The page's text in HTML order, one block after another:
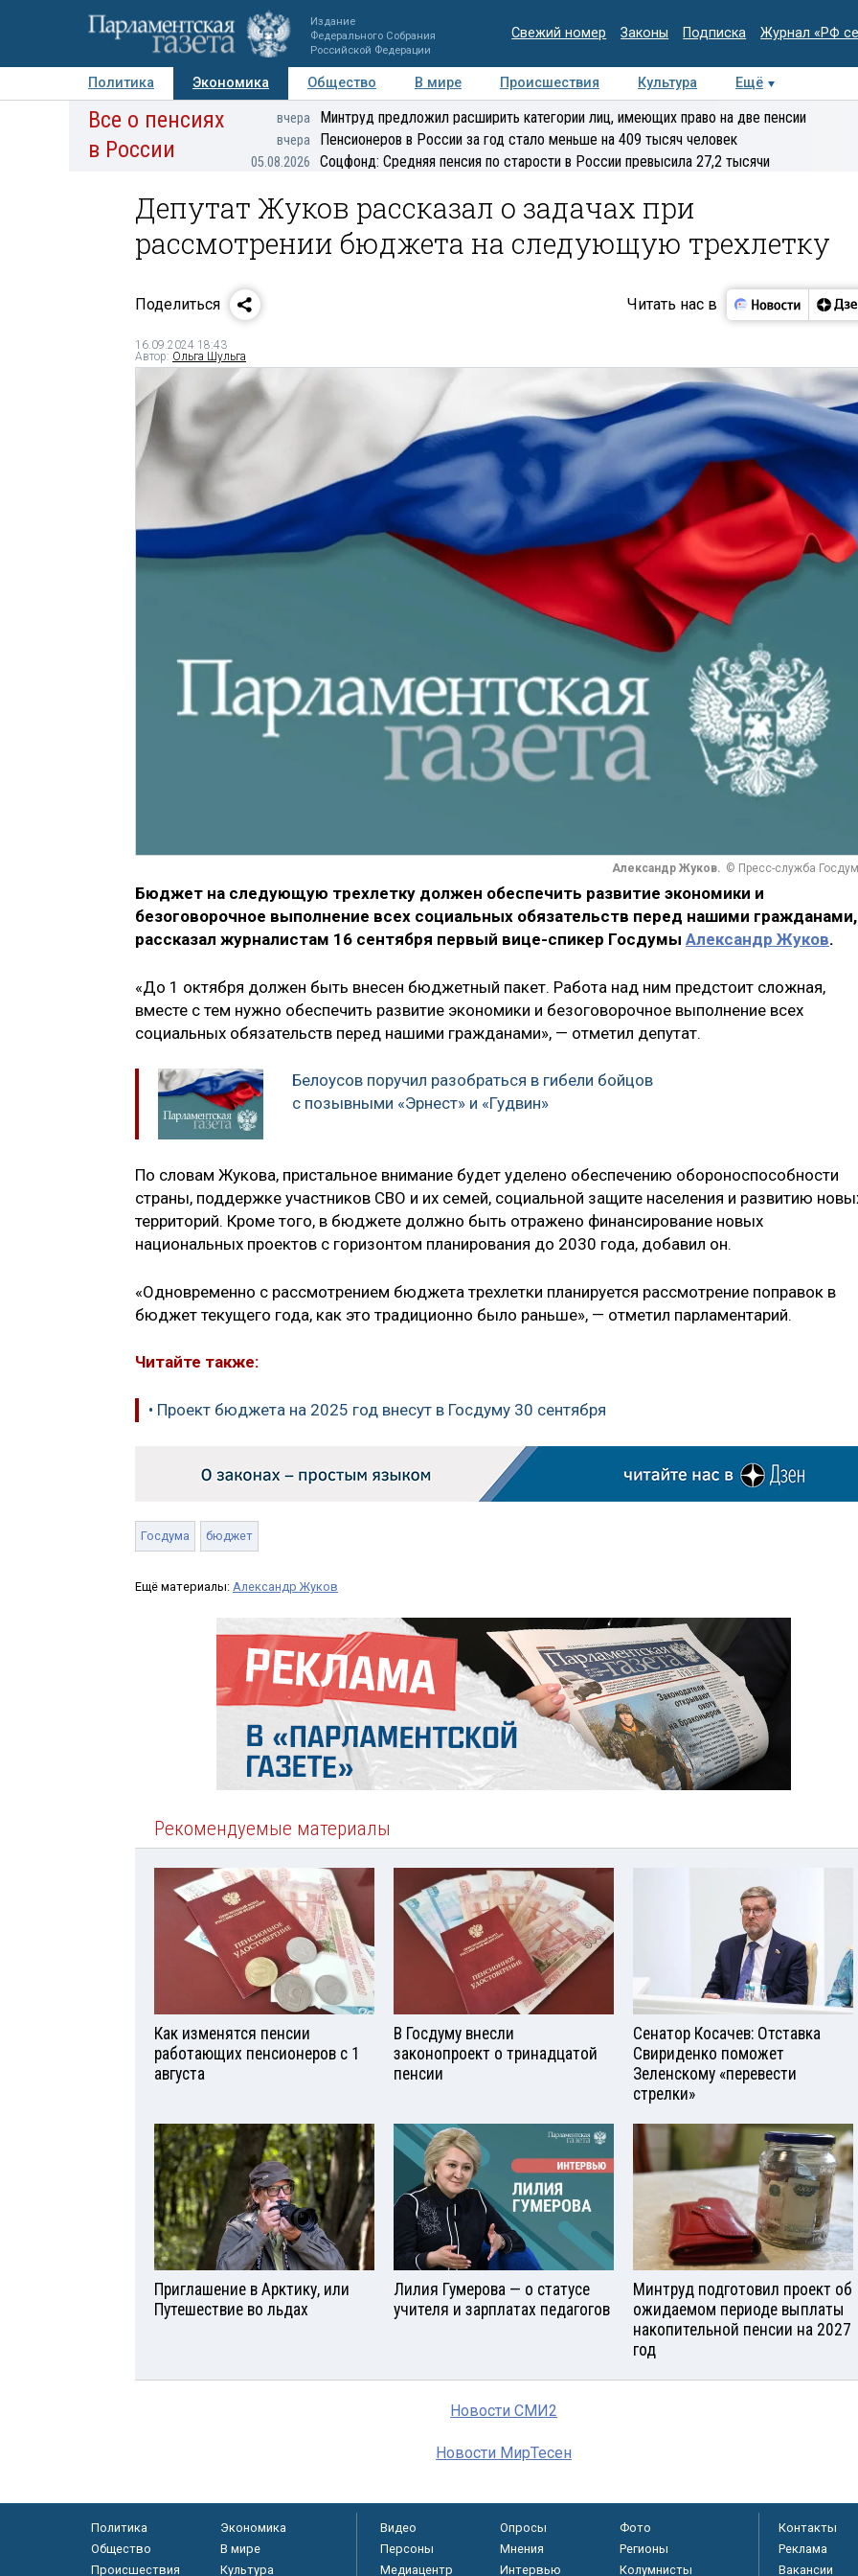
Издание
Федерального Собрания
Российской Федерации
Свежий номер Законы Подписка Журнал «РФ
Политика Экономика Общество В мире Происшествия Культура
Ещё
Авторы Персоны Мнения Регионы Медиацентр Интервью Колумнисты
Все о пенсиях
в России
вчера Минтруд предложил расширить категории лиц, имеющих право на две пенсии
вчера Пенсионеров в России за год стало меньше на 409 тысяч человек
05.08.2026 Соцфонд: Средняя пенсия по старости в России превысила 27,2 тысячи
Депутат Жуков рассказал о задачах при
рассмотрении бюджета на следующую трехлетку
Поделиться Читать нас в
16.09.2024 18:43
Автор: Ольга Шульга
Александр Жуков. © Пресс-служба
Бюджет на следующую трехлетку должен обеспечить развитие экономики и
безоговорочное выполнение всех социальных обязательств перед нашими гражданами,
рассказал журналистам 16 сентября первый вице-спикер Госдумы Александр Жуков.
«До 1 октября должен быть внесен бюджетный пакет. Работа над ним предстоит сложная,
вместе с тем нужно обеспечить развитие экономики и безоговорочное выполнение всех
социальных обязательств перед нашими гражданами», — отметил депутат.
Белоусов поручил разобраться в гибели бойцов
с позывными «Эрнест» и «Гудвин»
По словам Жукова, пристальное внимание будет уделено обеспечению обороноспособности
страны, поддержке участников СВО и их семей, социальной защите населения и развитию
территорий. Кроме того, в бюджете должно быть отражено финансирование новых
национальных проектов с горизонтом планирования до 2030 года, добавил он.
«Одновременно с рассмотрением бюджета трехлетки планируется рассмотрение поправок в
бюджет текущего года, как это традиционно было раньше», — отметил парламентарий.
Читайте также:
• Проект бюджета на 2025 год внесут в Госдуму 30 сентября
Госдума бюджет
Ещё материалы: Александр Жуков
Рекомендуемые материалы
Как изменятся пенсии
работающих пенсионеров с 1
августа
В Госдуму внесли
законопроект о тринадцатой
пенсии
Сенатор Косачев: Отставка
Свириденко поможет
Зеленскому «перевести
стрелки»
Приглашение в Арктику, или
Путешествие во льдах
Лилия Гумерова — о статусе
учителя и зарплатах педагогов
Минтруд подготовил проект об
ожидаемом периоде выплаты
накопительной пенсии на 2027
год
Новости СМИ2
Новости МирТесен
Политика
Экономика
Общество
В мире
Происшествия
Культура
Видео Опросы
Фото
Персоны
Мнения
Регионы
Медиацентр
Интервью Колумнисты
Контакты
Реклама
Вакансии